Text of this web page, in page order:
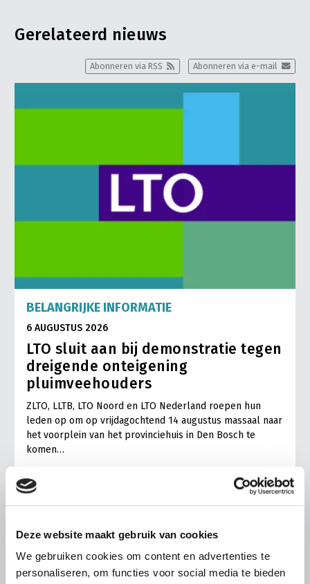
Deze website maakt gebruik van cookies
We gebruiken cookies om content en advertenties te
personaliseren, om functies voor social media te bieden
Gerelateerd nieuws
Abonneren via e-mail
Abonneren via RSS
BELANGRIJKE INFORMATIE
6 AUGUSTUS 2026
LTO sluit aan bij demonstratie tegen
dreigende onteigening
pluimveehouders
ZLTO, LLTB, LTO Noord en LTO Nederland roepen hun
leden op om op vrijdagochtend 14 augustus massaal naar
het voorplein van het provinciehuis in Den Bosch te
komen…